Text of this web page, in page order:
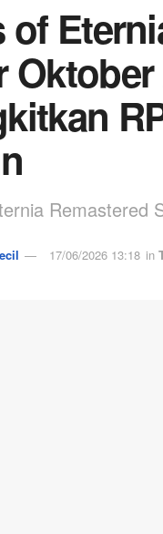
of
Remastered
17/06/2026 13:18 in